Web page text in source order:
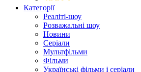
Категорії
Реаліті-шоу
Розважальні шоу
Новини
Серіали
Мультфільми
Фільми
Українські фільми і серіали